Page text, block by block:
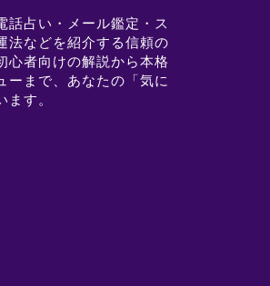
話占い・メール鑑定・ス
法などを紹介する信頼の
心者向けの解説から本格
ーまで、あなたの「気に
ます。